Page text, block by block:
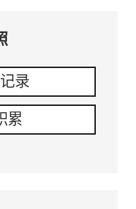
录
累